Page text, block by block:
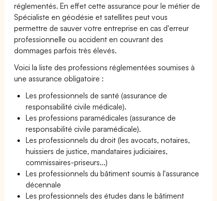
réglementés. En effet cette assurance pour le métier de
Spécialiste en géodésie et satellites peut vous
permettre de sauver votre entreprise en cas d'erreur
professionnelle ou accident en couvrant des
dommages parfois très élevés.
Voici la liste des professions réglementées soumises à
une assurance obligatoire :
Les professionnels de santé (assurance de
responsabilité civile médicale).
Les professions paramédicales (assurance de
responsabilité civile paramédicale).
Les professionnels du droit (les avocats, notaires,
huissiers de justice, mandataires judiciaires,
commissaires-priseurs...)
Les professionnels du bâtiment soumis à l'assurance
décennale
Les professionnels des études dans le bâtiment